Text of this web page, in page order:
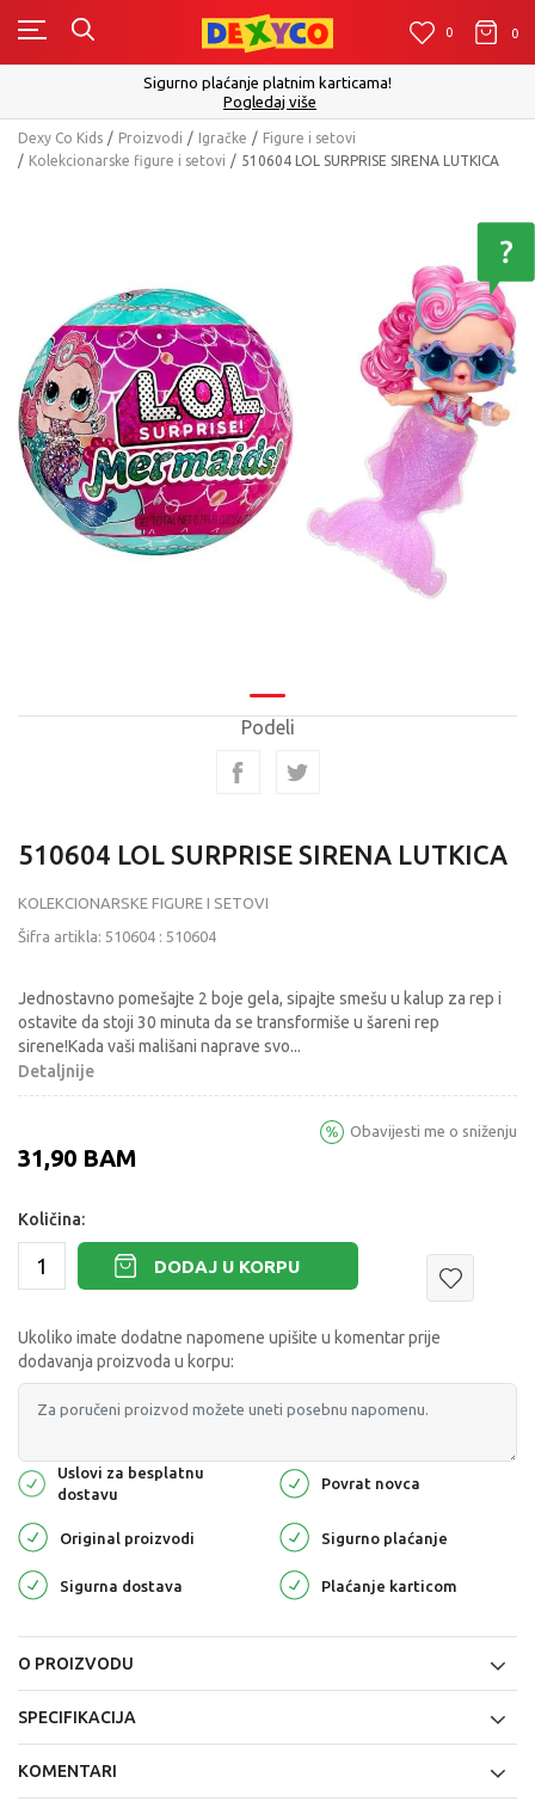
0 0
Sigurno plaćanje platnim karticama!
Pogledaj više
Dexy Co Kids Proizvodi Igračke
Figure i setovi
Kolekcionarske figure i setovi
510604 LOL SURPRISE SIRENA LUTKICA
Podeli
510604 LOL SURPRISE SIRENA LUTKICA
KOLEKCIONARSKE FIGURE I SETOVI
Šifra artikla: 510604 : 510604
Jednostavno pomešajte 2 boje gela, sipajte smešu u kalup za rep i
ostavite da stoji 30 minuta da se transformiše u šareni rep
sirene!Kada vaši mališani naprave svo...
Detaljnije
31,90 BAM
Obavijesti me o sniženju
Količina:
DODAJ U KORPU
Ukoliko imate dodatne napomene upišite u komentar prije
dodavanja proizvoda u korpu:
Uslovi za besplatnu
dostavu
Povrat novca
Original proizvodi Sigurno plaćanje
Sigurna dostava Plaćanje karticom
O PROIZVODU
SPECIFIKACIJA
KOMENTARI